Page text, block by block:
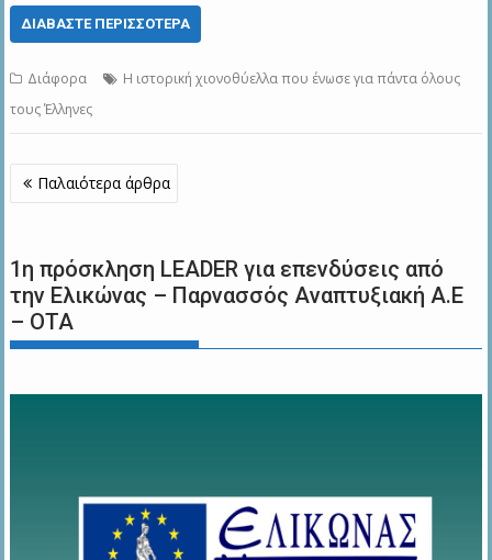
ΔΙΑΒΆΣΤΕ ΠΕΡΙΣΣΌΤΕΡΑ
Διάφορα
Η ιστορική χιονοθύελλα που ένωσε για πάντα όλους
τους Έλληνες
Πλοήγηση
άρθρων
Παλαιότερα άρθρα
1η πρόσκληση LEADER για επενδύσεις από
την Ελικώνας – Παρνασσός Αναπτυξιακή Α.Ε
– ΟΤΑ